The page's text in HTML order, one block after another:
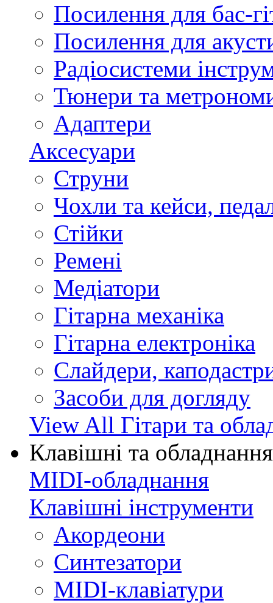
Посилення для бас-
Посилення для
Радіосистеми
Тюнери та
Адаптери
Аксесуари
Струни
Чохли та кейси,
Стійки
Ремені
Медіатори
Гітарна механіка
Гітарна електроніка
Слайдери,
Засоби для догляду
View All Гітари та
Клавішні та обладнання
MIDI-обладнання
Клавішні інструменти
Акордеони
Синтезатори
MIDI-клавіатури